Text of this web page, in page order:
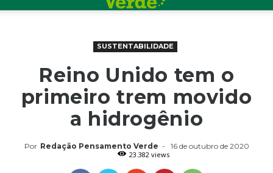
SUSTENTABILIDADE
Reino Unido tem o
primeiro trem movido
a hidrogênio
Por Redação Pensamento Verde -
16 de outubro de 2020
23.382 views